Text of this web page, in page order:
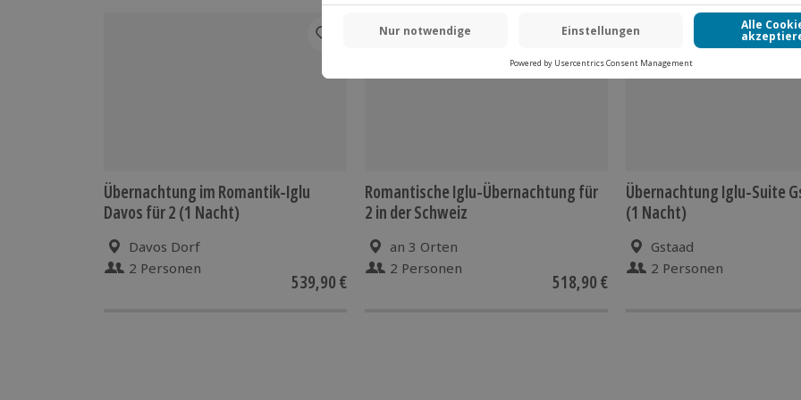
Für die lokale Steuer fallen Zusatzkosten pro Person/Nacht an (die
Kosten sind vor Ort zu begleichen)
Übernachtung im Romantik-Iglu
Davos für 2 (1 Nacht)
Davos Dorf
2 Personen
539,90 €
Romantische Iglu-Übernachtung für
2 in der Schweiz
an 3 Orten
2 Personen
518,90 €
Übernachtung Iglu-Suite
(1 Nacht)
Gstaad
2 Personen